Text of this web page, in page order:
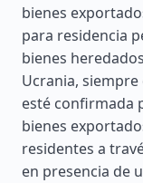
bienes
para residencia
bienes
Ucrania,
esté confirmada
bienes
residentes a
en presencia de